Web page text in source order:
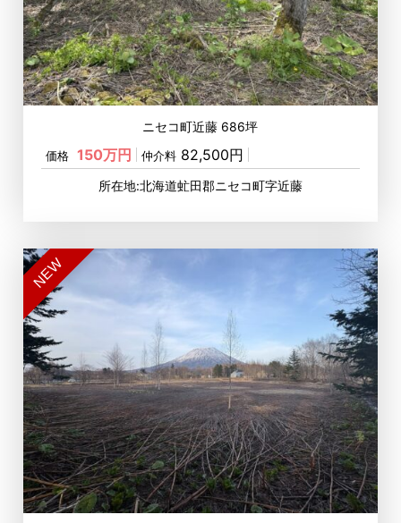
ニセコ町近藤 686坪
価格 150万円 仲介料 82,500円
所在地:北海道虻田郡ニセコ町字近藤
NEW